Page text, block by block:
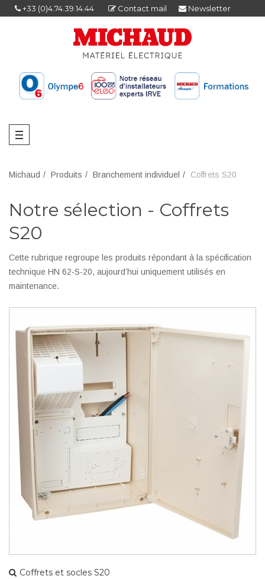
+33 (0)4.74.39.14.44 Contact mail Newsletter
Michaud Produits Branchement individuel Coffrets S20
Notre sélection - Coffrets
S20
Cette rubrique regroupe les produits répondant à la spécification
technique HN 62-S-20, aujourd’hui uniquement utilisés en
maintenance.
Coffrets et socles S20